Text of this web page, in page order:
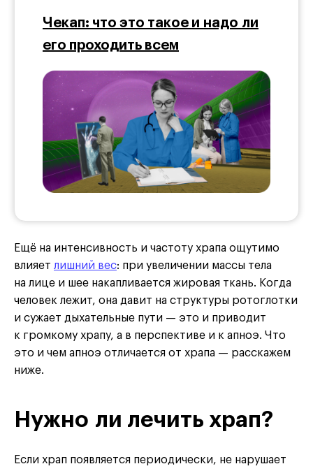
Чекап: что это такое и надо ли
его проходить всем
Ещё на интенсивность и частоту храпа ощутимо
влияет лишний вес: при увеличении массы тела
на лице и шее накапливается жировая ткань. Когда
человек лежит, она давит на структуры ротоглотки
и сужает дыхательные пути — это и приводит
к громкому храпу, а в перспективе и к апноэ. Что
это и чем апноэ отличается от храпа — расскажем
ниже.
Нужно ли лечить храп?
Если храп появляется периодически, не нарушает